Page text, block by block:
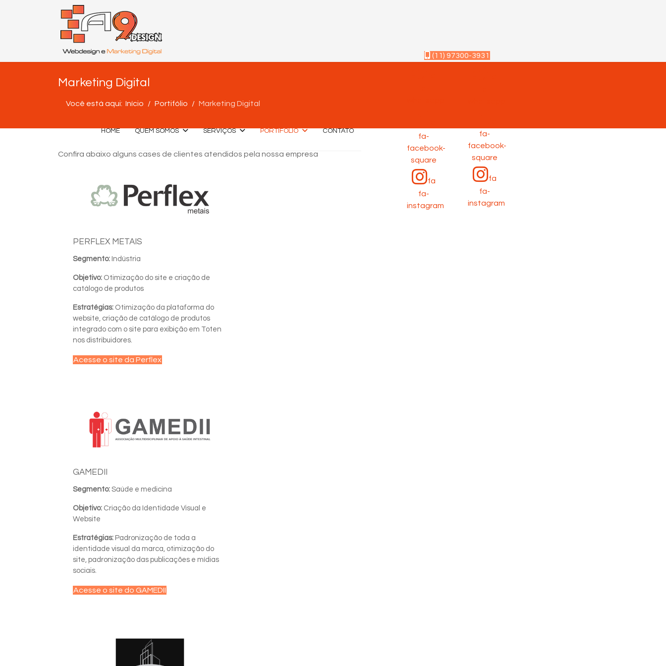
HOME QUEM SOMOS SERVIÇOS PORTIFÓLIO CONTATO
(11) 97300-3931
fa-
facebook-
square
fa
fa-
instagram
fa-
facebook-
square
fa
fa-
instagram
Marketing Digital
Você está aqui: Início Portifólio Marketing Digital
Confira abaixo alguns cases de clientes atendidos pela nossa empresa
PERFLEX METAIS
Segmento: Indústria
Objetivo: Otimização do site e criação de
catálogo de produtos
Estratégias: Otimização da plataforma do
website, criação de catálogo de produtos
integrado com o site para exibição em Toten
nos distribuidores.
Acesse o site da Perflex
GAMEDII
Segmento: Saúde e medicina
Objetivo: Criação da Identidade Visual e
Website
Estratégias: Padronização de toda a
identidade visual da marca, otimização do
site, padronização das publicações e mídias
sociais.
Acesse o site do GAMEDII